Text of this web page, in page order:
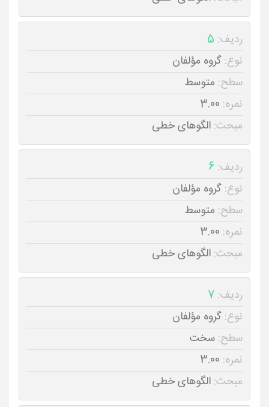
ردیف: 5
نوع: گروه مؤلفان
سطح: متوسط
نمره: 3.00
مبحث: الگوهای خطی
ردیف: 6
نوع: گروه مؤلفان
سطح: متوسط
نمره: 3.00
مبحث: الگوهای خطی
ردیف: 7
نوع: گروه مؤلفان
سطح: سخت
نمره: 3.00
مبحث: الگوهای خطی